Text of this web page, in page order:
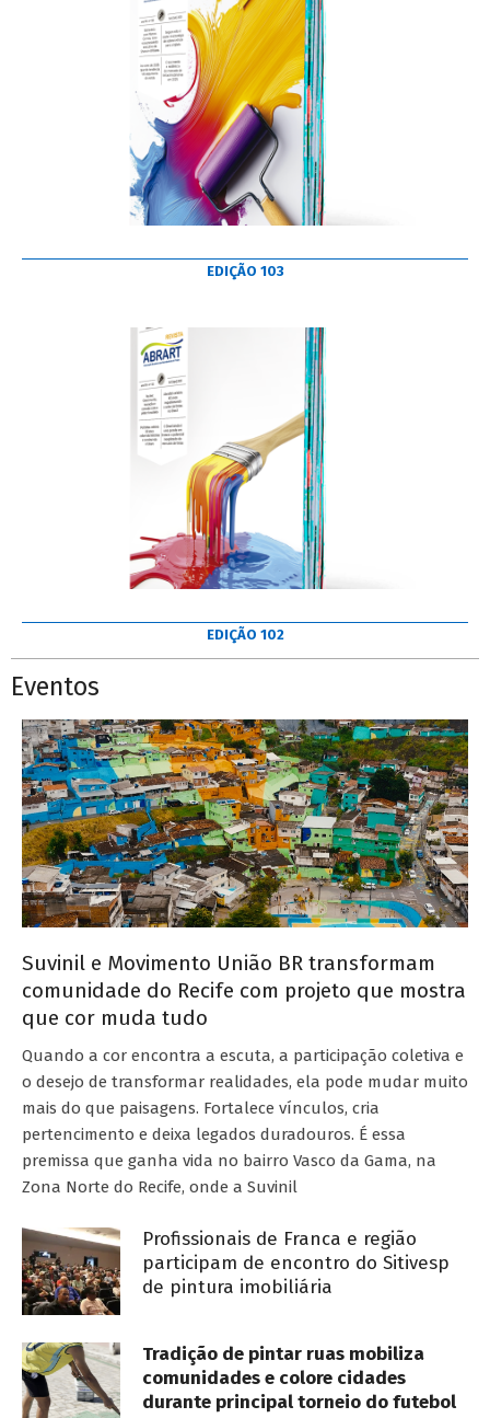
EDIÇÃO 103
EDIÇÃO 102
Eventos
Suvinil e Movimento União BR transformam
comunidade do Recife com projeto que mostra
que cor muda tudo
Quando a cor encontra a escuta, a participação coletiva e
o desejo de transformar realidades, ela pode mudar muito
mais do que paisagens. Fortalece vínculos, cria
pertencimento e deixa legados duradouros. É essa
premissa que ganha vida no bairro Vasco da Gama, na
Zona Norte do Recife, onde a Suvinil
Profissionais de Franca e região
participam de encontro do Sitivesp
de pintura imobiliária
Tradição de pintar ruas mobiliza
comunidades e colore cidades
durante principal torneio do futebol